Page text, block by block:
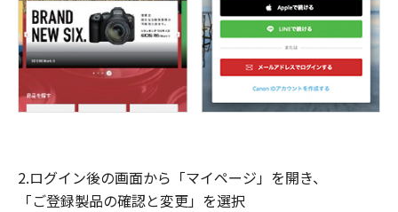
2.ログイン後の画面から「マイページ」を開き、
「ご登録製品の確認と変更」を選択